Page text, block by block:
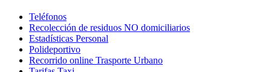
Teléfonos
Recolección de residuos NO domiciliarios
Estadísticas Personal
Polideportivo
Recorrido online Trasporte Urbano